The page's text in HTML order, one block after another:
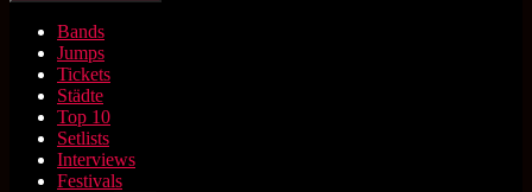
Bands
Jumps
Tickets
Städte
Top 10
Setlists
Interviews
Festivals